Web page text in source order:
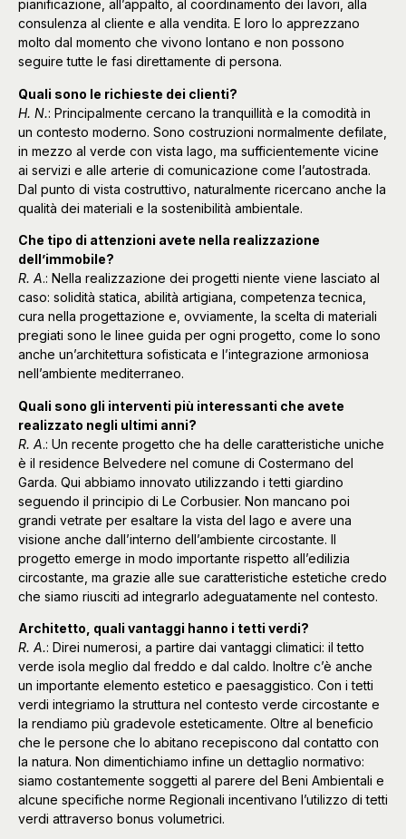
pianificazione, all’appalto, al coordinamento dei lavori, alla
consulenza al cliente e alla vendita. E loro lo apprezzano
molto dal momento che vivono lontano e non possono
seguire tutte le fasi direttamente di persona.
Quali sono le richieste dei clienti?
H. N.: Principalmente cercano la tranquillità e la comodità in
un contesto moderno. Sono costruzioni normalmente defilate,
in mezzo al verde con vista lago, ma sufficientemente vicine
ai servizi e alle arterie di comunicazione come l’autostrada.
Dal punto di vista costruttivo, naturalmente ricercano anche la
qualità dei materiali e la sostenibilità ambientale.
Che tipo di attenzioni avete nella realizzazione
dell’immobile?
R. A.: Nella realizzazione dei progetti niente viene lasciato al
caso: solidità statica, abilità artigiana, competenza tecnica,
cura nella progettazione e, ovviamente, la scelta di materiali
pregiati sono le linee guida per ogni progetto, come lo sono
anche un’architettura sofisticata e l’integrazione armoniosa
nell’ambiente mediterraneo.
Quali sono gli interventi più interessanti che avete
realizzato negli ultimi anni?
R. A.: Un recente progetto che ha delle caratteristiche uniche
è il residence Belvedere nel comune di Costermano del
Garda. Qui abbiamo innovato utilizzando i tetti giardino
seguendo il principio di Le Corbusier. Non mancano poi
grandi vetrate per esaltare la vista del lago e avere una
visione anche dall’interno dell’ambiente circostante. Il
progetto emerge in modo importante rispetto all’edilizia
circostante, ma grazie alle sue caratteristiche estetiche credo
che siamo riusciti ad integrarlo adeguatamente nel contesto.
Architetto, quali vantaggi hanno i tetti verdi?
R. A.: Direi numerosi, a partire dai vantaggi climatici: il tetto
verde isola meglio dal freddo e dal caldo. Inoltre c’è anche
un importante elemento estetico e paesaggistico. Con i tetti
verdi integriamo la struttura nel contesto verde circostante e
la rendiamo più gradevole esteticamente. Oltre al beneficio
che le persone che lo abitano recepiscono dal contatto con
la natura. Non dimentichiamo infine un dettaglio normativo:
siamo costantemente soggetti al parere del Beni Ambientali e
alcune specifiche norme Regionali incentivano l’utilizzo di tetti
verdi attraverso bonus volumetrici.